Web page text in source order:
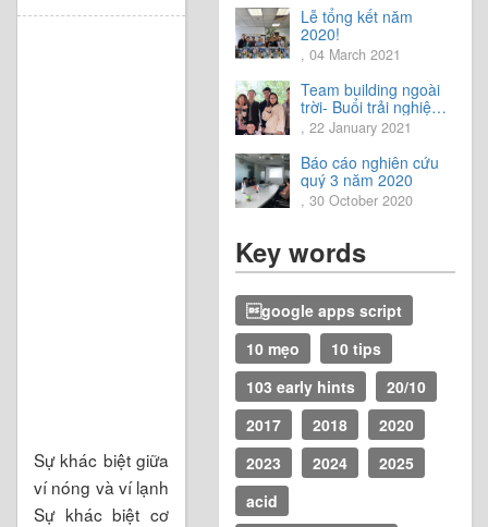
Sự khác biệt giữa
ví nóng và ví lạnh
Sự khác biệt cơ
Lễ tổng kết năm
2020!
, 04 March 2021
Team building ngoài
trời- Buổi trải nghiệm
tuyệt vời.
, 22 January 2021
Báo cáo nghiên cứu
quý 3 năm 2020
, 30 October 2020
Key words
google apps script
10 mẹo
10 tips
103 early hints
20/10
2017
2018
2020
2023
2024
2025
acid